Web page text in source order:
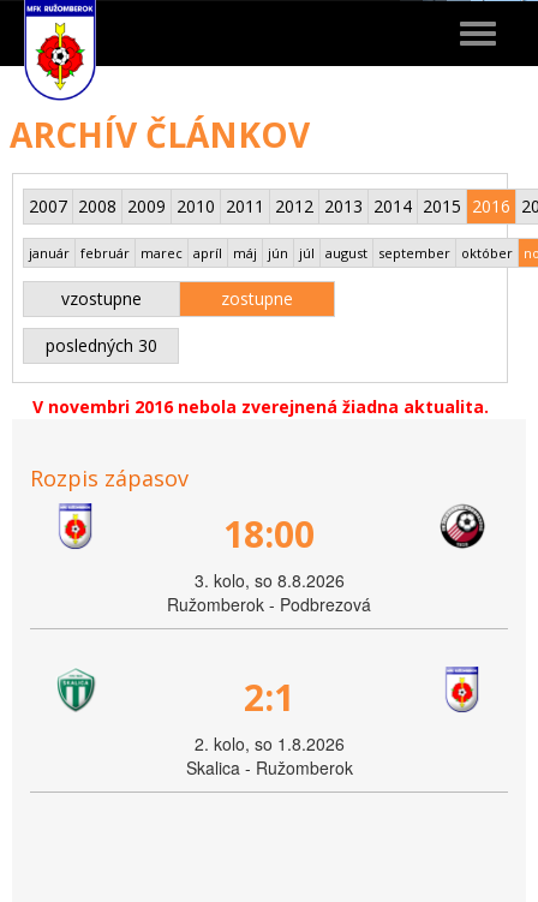
Toggle
ARCHÍV ČLÁNKOV
2007 2008 2009 2010 2011 2012 2013 2014 2015 2016
január február marec apríl máj jún júl august september október
vzostupne zostupne
posledných 30
V novembri 2016 nebola zverejnená žiadna aktualita.
Rozpis zápasov
18:00
3. kolo, so 8.8.2026
Ružomberok - Podbrezová
2:1
2. kolo, so 1.8.2026
Skalica - Ružomberok